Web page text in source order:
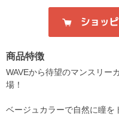
商品特徴
WAVEから待望のマンスリー
場！
ベージュカラーで自然に瞳を